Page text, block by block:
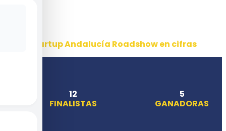
Startup Andalucía Roadshow en cifras
12
FINALISTAS
5
GANADORAS